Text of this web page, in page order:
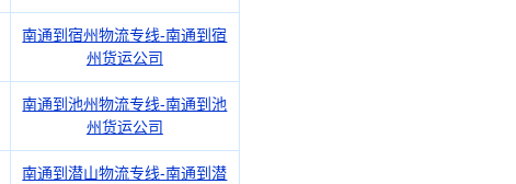
南通到宿州物流专线-南通到宿
州货运公司
南通到池州物流专线-南通到池
州货运公司
南通到潜山物流专线-南通到潜